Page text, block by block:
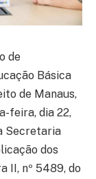
de
Básica
de Manaus,
feira, dia 22,
Secretaria
dos
II, nº 5489, do